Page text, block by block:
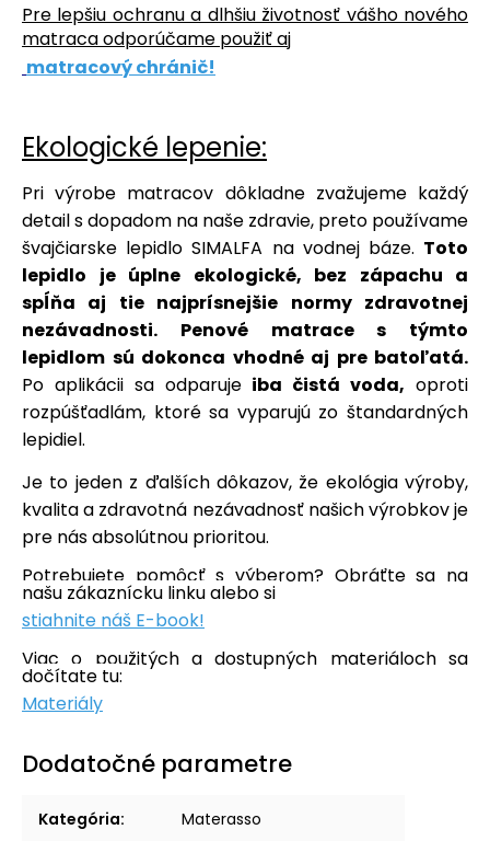
Pre lepšiu ochranu a dlhšiu životnosť vášho nového
matraca odporúčame použiť aj
matracový chránič!
Ekologické lepenie:
Pri výrobe matracov dôkladne zvažujeme každý
detail s dopadom na naše zdravie, preto používame
švajčiarske lepidlo SIMALFA na vodnej báze. Toto
lepidlo je úplne ekologické, bez zápachu a
spĺňa aj tie najprísnejšie normy zdravotnej
nezávadnosti. Penové matrace s týmto
lepidlom sú dokonca vhodné aj pre batoľatá.
Po aplikácii sa odparuje iba čistá voda, oproti
rozpúšťadlám, ktoré sa vyparujú zo štandardných
lepidiel.
Je to jeden z ďalších dôkazov, že ekológia výroby,
kvalita a zdravotná nezávadnosť našich výrobkov je
pre nás absolútnou prioritou.
Potrebujete pomôcť s výberom? Obráťte sa na
našu zákaznícku linku alebo si
stiahnite náš E-book!
Viac o použitých a dostupných materiáloch sa
dočítate tu:
Materiály
Dodatočné parametre
Kategória: Materasso